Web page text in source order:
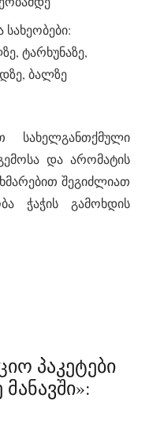
სახეობები:
ტარხუნაზე,
ბალზე
სახელგანთქმული
და არომატის
შეგიძლიათ
ჭაჭის გამოხდის
პაკეტები